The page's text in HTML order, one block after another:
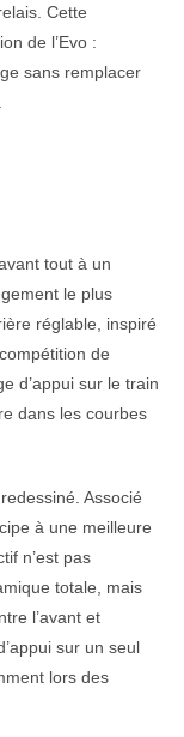
Cette
de l’Evo :
sans remplacer
tout à un
le plus
réglable, inspiré
de
d’appui sur le train
dans les courbes
Associé
à une meilleure
n’est pas
totale, mais
l’avant et
sur un seul
lors des